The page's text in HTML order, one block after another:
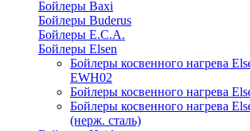
Бойлеры Baxi
Бойлеры Buderus
Бойлеры E.C.A.
Бойлеры Elsen
Бойлеры косвенного нагрева
EWH02
Бойлеры косвенного нагрева
Бойлеры косвенного нагрева
(нерж. сталь)